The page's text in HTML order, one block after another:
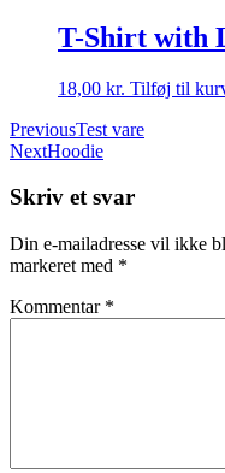
T-Shirt with
18,00 kr. Tilføj til
Indlægsnavigation
PreviousTest vare
NextHoodie
Skriv et svar
Din e-mailadresse vil ikke
markeret med *
Kommentar *